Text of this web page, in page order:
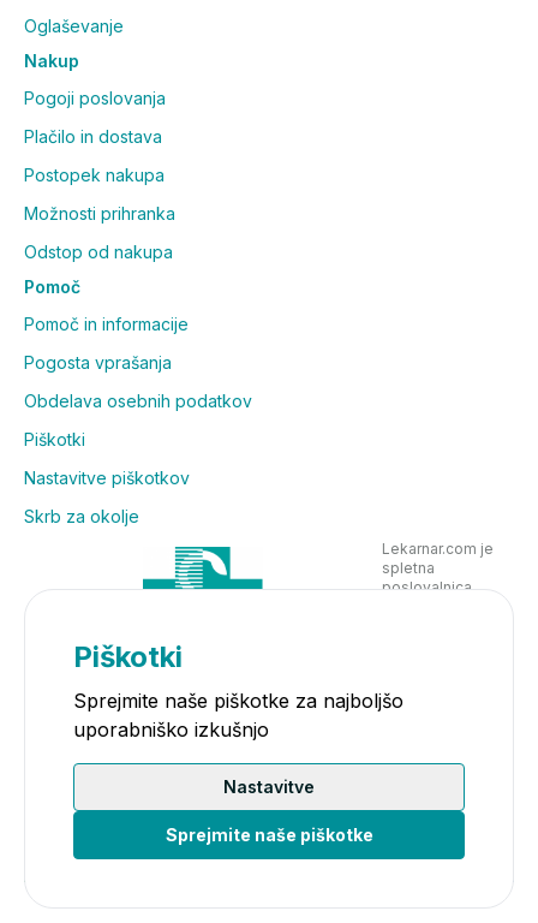
Oglaševanje
Nakup
Pogoji poslovanja
Plačilo in dostava
Postopek nakupa
Možnosti prihranka
Odstop od nakupa
Pomoč
Pomoč in informacije
Pogosta vprašanja
Obdelava osebnih podatkov
Piškotki
Nastavitve piškotkov
Skrb za okolje
Lekarnar.com je
spletna
poslovalnica
Piškotki
Sprejmite naše piškotke za najboljšo
uporabniško izkušnjo
Nastavitve
Sprejmite naše piškotke